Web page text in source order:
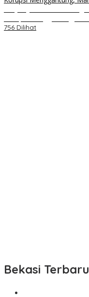
756 Dilihat
Bekasi Terbaru